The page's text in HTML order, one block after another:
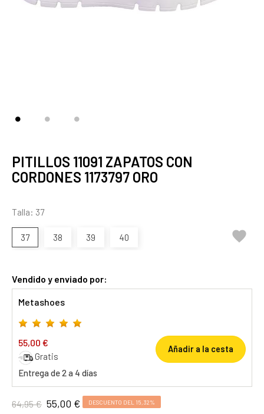
PITILLOS 11091 ZAPATOS CON
CORDONES 1173797 ORO
Talla: 37
37 38 39 40 
Vendido y enviado por:
Metashoes
55,00 €
Gratis
Entrega de 2 a 4 días
Añadir a la cesta
64,95 € 55,00 € DESCUENTO DEL 15,32%